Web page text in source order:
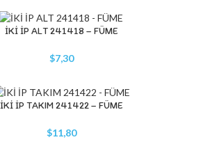
İKİ İP ALT 241418 – FÜME
$7,30
İKİ İP TAKIM 241422 – FÜME
$11,80